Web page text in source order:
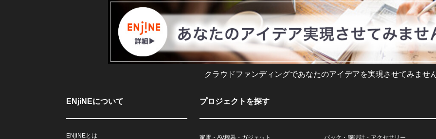
クラウドファンディングであなたのアイデアを実現させてみませ
ENjiNEについて
ENjiNEとは
プロジェクトを探す
家電・AV機器・ガジェット バック・腕時計・アクセサリー